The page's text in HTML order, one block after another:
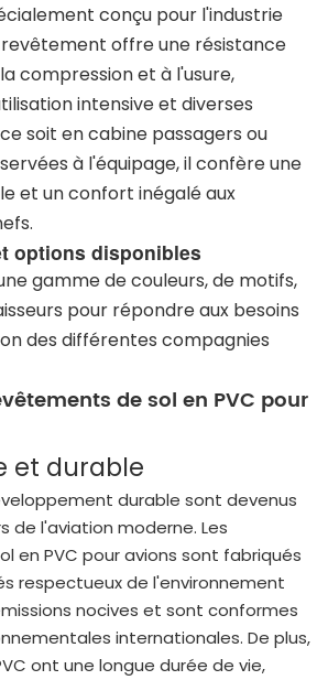
conçu pour l'industrie
offre une résistance
compression et à l'usure,
intensive et diverses
soit en cabine passagers ou
à l'équipage, il confère une
et un confort inégalé aux
options disponibles
gamme de couleurs, de motifs,
pour répondre aux besoins
des différentes compagnies
de sol en PVC pour
et durable
durable sont devenus
de l'aviation moderne. Les
en PVC pour avions sont fabriqués
respectueux de l'environnement
nocives et sont conformes
internationales. De plus,
ont une longue durée de vie,